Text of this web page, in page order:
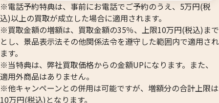
※電話予約特典は、事前にお電話でご予約のうえ、5万円(税
込)以上の買取が成立した場合に適用されます。
※買取金額の増額は、買取金額の35％、上限10万円(税込)まで
とし、景品表示法その他関係法令を遵守した範囲内で適用され
ます。
※当特典は、弊社買取価格からの金額UPになります。また、
適用外商品はありません。
※他キャンペーンとの併用は可能ですが、増額分の合計上限は
10万円(税込)となります。